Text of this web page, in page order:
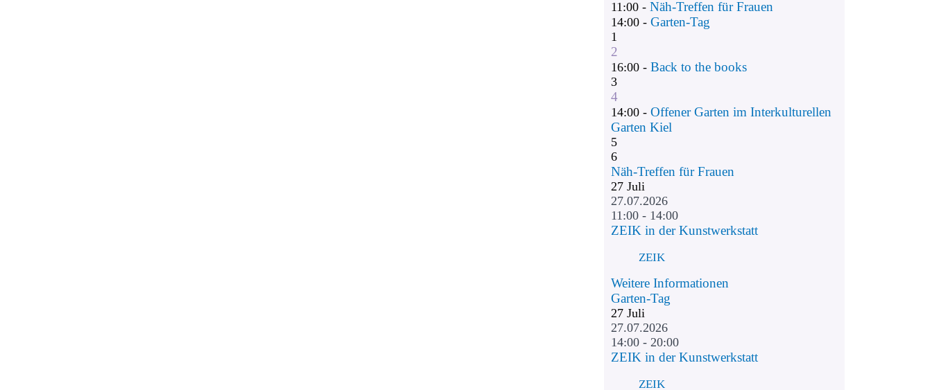
11:00 -Näh-Treffen für Frauen
14:00 -Garten-Tag
1
2
16:00 -Back to the books
3
4
14:00 -Offener Garten im Interkulturellen
Garten Kiel
5
6
Näh-Treffen für Frauen
27 Juli
27.07.2026
11:00 - 14:00
ZEIK in der Kunstwerkstatt
ZEIK
Weitere Informationen
Garten-Tag
27 Juli
27.07.2026
14:00 - 20:00
ZEIK in der Kunstwerkstatt
ZEIK